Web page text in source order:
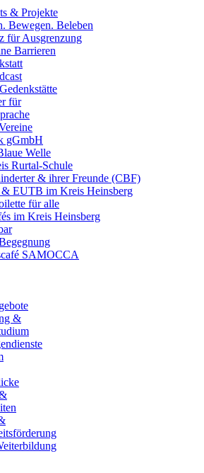
& Projekte
Bewegen. Beleben
für Ausgrenzung
Barrieren
für
gGmbH
Welle
Rurtal-Schule
& ihrer Freunde (CBF)
EUTB im Kreis Heinsberg
für alle
im Kreis Heinsberg
SAMOCCA
&